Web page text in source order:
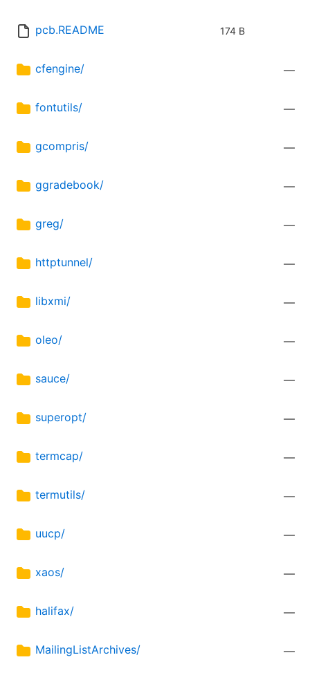
pcb.README 174 B
cfengine/ —
fontutils/ —
gcompris/ —
ggradebook/ —
greg/ —
httptunnel/ —
libxmi/ —
oleo/ —
sauce/ —
superopt/ —
termcap/ —
termutils/ —
uucp/ —
xaos/ —
halifax/ —
MailingListArchives/ —